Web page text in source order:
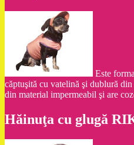
Este
căptuşită cu vatelină şi dublură
din material impermeabil şi are
Hăinuţa cu glugă